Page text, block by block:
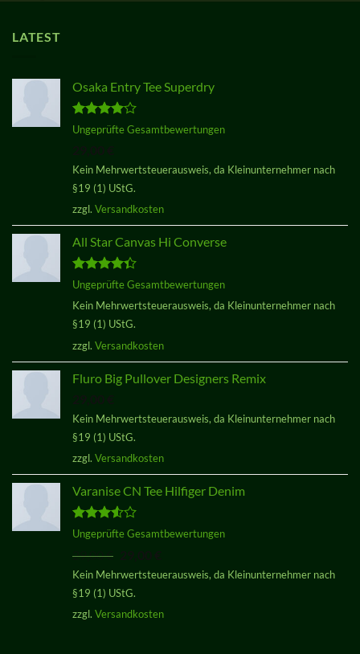
LATEST
Osaka Entry Tee Superdry
Bewertet
mit 4.00
Ungeprüfte Gesamtbewertungen
Kein Mehrwertsteuerausweis, da Kleinunternehmer nach
§19 (1) UStG.
zzgl. Versandkosten
All Star Canvas Hi Converse
Bewertet
von 5
Ungeprüfte Gesamtbewertungen
Kein Mehrwertsteuerausweis, da Kleinunternehmer nach
§19 (1) UStG.
zzgl. Versandkosten
Fluro Big Pullover Designers Remix
Kein Mehrwertsteuerausweis, da Kleinunternehmer nach
§19 (1) UStG.
zzgl. Versandkosten
Varanise CN Tee Hilfiger Denim
Bewertet
von 5
Ungeprüfte Gesamtbewertungen
29,00€
Preis
war:
Preis
Kein Mehrwertsteuerausweis, da Kleinunternehmer nach
§19 (1) UStG.
zzgl. Versandkosten